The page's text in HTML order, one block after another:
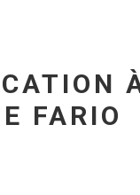
FARIO